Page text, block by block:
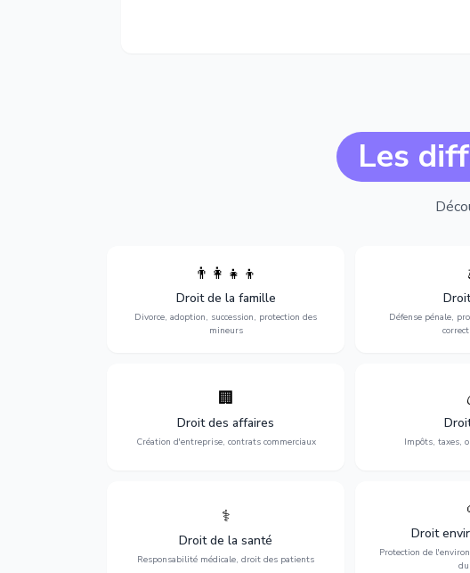
Les
👨‍👩‍👧‍👦
Droit de la famille
Divorce, adoption, succession, protection des
mineurs
succession et protection des personnes
vulnérables.
Défense pénale,
Expertise en
l'assistance en
procès, pour toute
ou
🏢
Droit des affaires
Création d'entreprise, contrats commerciaux
Accompagnement complet pour votre
entreprise : création, contrats
commerciaux, concurrence et litiges.
Impôts, taxes,
Optimisation de
déclarations,
fiscaux et
⚕️
Droit de la santé
Responsabilité médicale, droit des patients
Défense de vos droits médicaux : erreurs
médicales, responsabilité des praticiens
et indemnisation.
Droit
Protection de